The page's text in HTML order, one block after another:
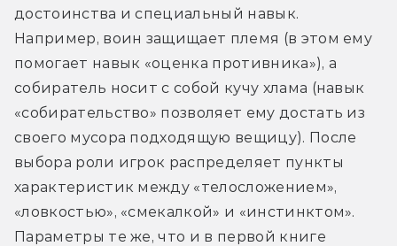
достоинства и специальный навык.
Например, воин защищает племя (в этом ему
помогает навык «оценка противника»), а
собиратель носит с собой кучу хлама (навык
«собирательство» позволяет ему достать из
своего мусора подходящую вещицу). После
выбора роли игрок распределяет пункты
характеристик между «телосложением»,
«ловкостью», «смекалкой» и «инстинктом».
Параметры те же, что и в первой книге